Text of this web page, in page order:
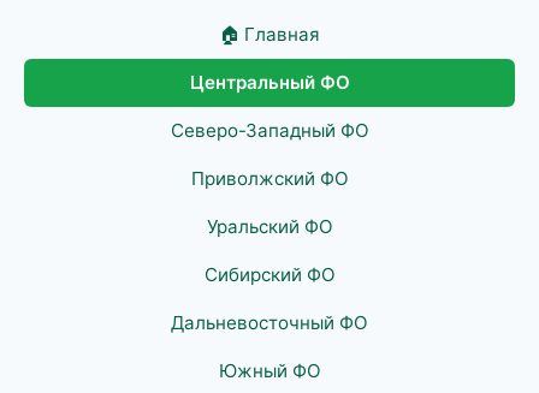
🏠 Главная
Центральный ФО
Северо-Западный ФО
Приволжский ФО
Уральский ФО
Сибирский ФО
Дальневосточный ФО
Южный ФО